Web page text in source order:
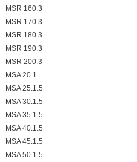
MSR 160.3
MSR 170.3
MSR 180.3
MSR 190.3
MSR 200.3
MSA 20.1
MSA 25.1.5
MSA 30.1.5
MSA 35.1.5
MSA 40.1.5
MSA 45.1.5
MSA 50.1.5